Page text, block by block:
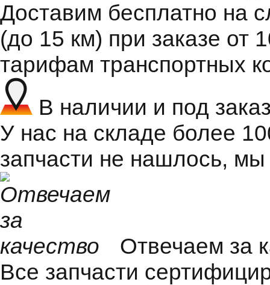
Доставим бесплатно на
(до 15 км) при заказе от
тарифам транспортных
В наличии и под
У нас на складе более
запчасти не нашлось,
Отвечаем за
Все запчасти